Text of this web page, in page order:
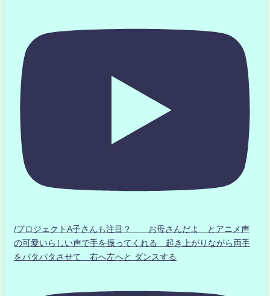
/プロジェクトA子さんも注目？ お母さんだよ とアニメ声
の可愛いらしい声で手を振ってくれる 起き上がりながら両手
をパタパタさせて 右へ左へと ダンスする